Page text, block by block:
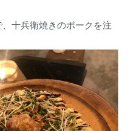
十兵衛焼きのポークを注